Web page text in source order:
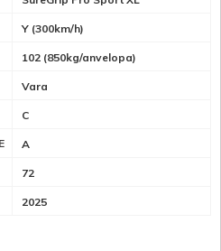
Y (300km/h)
102 (850kg/anvelopa)
Vara
C
A
72
2025